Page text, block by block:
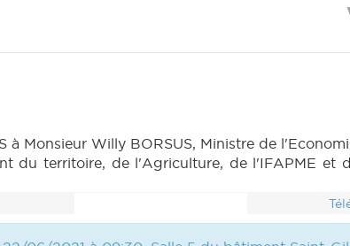
à Monsieur Willy BORSUS, Ministre de
du territoire, de l'Agriculture, de l'IFAPME et